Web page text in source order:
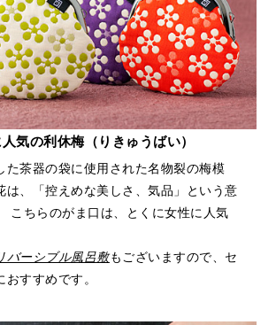
気の利休梅（りきゅうばい）
た茶器の袋に使用された名物裂の梅模
は、「控えめな美しさ、気品」という意
こちらのがま口は、とくに女性に人気
バーシブル風呂敷もございますので、セ
おすすめです。